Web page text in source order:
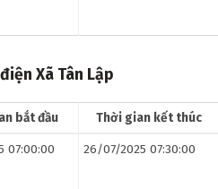
Xã Tân Lập
bắt đầu Thời gian kết thúc
07:00:00 26/07/2025 07:30:00